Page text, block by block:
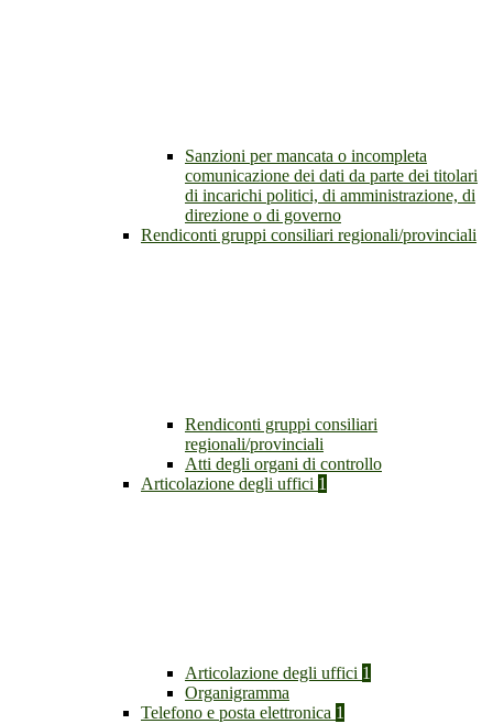
Sanzioni per mancata o incompleta
comunicazione dei dati da parte dei titolari
di incarichi politici, di amministrazione, di
direzione o di governo
Rendiconti gruppi consiliari regionali/provinciali
Rendiconti gruppi consiliari
regionali/provinciali
Atti degli organi di controllo
Articolazione degli uffici 1
Articolazione degli uffici 1
Organigramma
Telefono e posta elettronica 1